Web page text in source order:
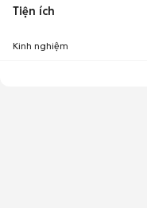
Tiện ích
Kinh nghiệm